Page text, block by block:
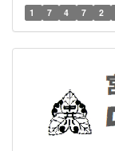
1 7 4 7 2